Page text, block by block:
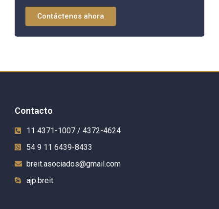
Contáctenos ahora
Contacto
11 4371-1007 / 4372-4624
54 9 11 6439-8433
breit.asociados@gmail.com
ajp.breit